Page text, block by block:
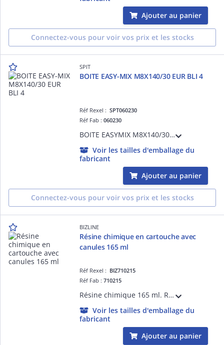
Ajouter au panier
Connectez-vous pour voir vos prix et les stocks
SPIT
BOITE EASY-MIX M8X140/30 EUR BLI 4
Réf Rexel :SPT060230
Réf Fab :060230
BOITE EASYMIX M8X140/30 EU /BLI4
Voir les tailles d'emballage du
fabricant
Ajouter au panier
Connectez-vous pour voir vos prix et les stocks
BIZLINE
Résine chimique en cartouche avec
canules 165 ml
Réf Rexel : BIZ710215
Réf Fab :710215
Résine chimique 165 ml. Résine à base de polyester sans styrène. Cartouche livrée avec canule. S'utilise sans poussoir. Application : tiges filetées, anneau ou crochet, douille d'ancrage, gond de volet, etc.
Voir les tailles d'emballage du
fabricant
Ajouter au panier